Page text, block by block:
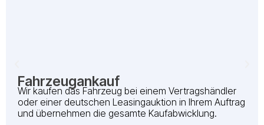
Fahrzeugankauf
Wir kaufen das Fahrzeug bei einem Vertragshändler
oder einer deutschen Leasingauktion in Ihrem Auftrag
und übernehmen die gesamte Kaufabwicklung.